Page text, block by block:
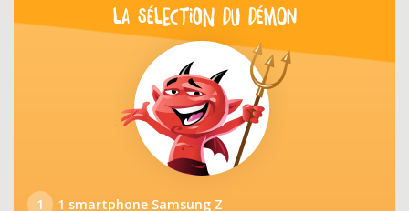
LA SÉLECTION DU DÉMON
1
1 smartphone Samsung Z